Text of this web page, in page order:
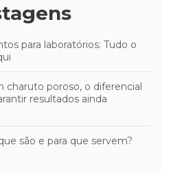
para laboratórios: Tudo o
charuto poroso, o diferencial
resultados ainda
são e para que servem?